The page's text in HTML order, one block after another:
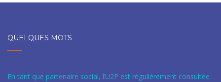
QUELQUES MOTS
En tant que partenaire social, l’U2P est régulièrement consultée